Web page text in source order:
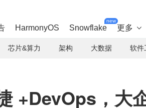
HarmonyOS Snowflake
new
更多 
芯片&算力 架构 大数据 软件
+DevOps，大